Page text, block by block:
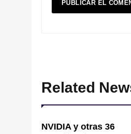
Related
NVIDIA y otras 36